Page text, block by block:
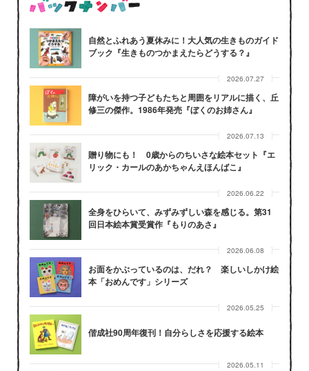
自然とふれあう夏休みに！大人気の生きものガイド
ブック『生きものつかまえたらどうする？』
2026.07.27
障がいを持つ子どもたちと周囲をリアルに描く、丘
修三の傑作。1986年発売『ぼくのお姉さん』
2026.07.13
贈り物にも！ 0歳からのちいさな絵本セット『エ
リック・カールのあかちゃんえほんばこ』
2026.06.22
全身をひらいて、みずみずしい森を感じる。第31
回日本絵本賞受賞作『もりのあさ』
2026.06.08
お面をかぶっているのは、だれ？ 楽しいしかけ絵
本「おめんです」シリーズ
2026.05.25
偕成社90周年復刊！自分らしさを応援する絵本
2026.05.11